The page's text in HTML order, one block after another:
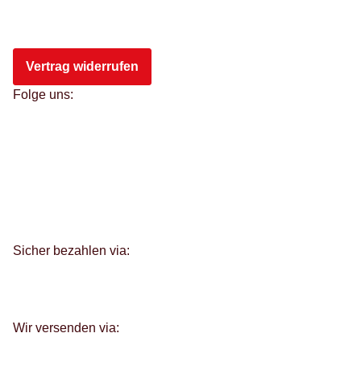
Vertrag widerrufen
Folge uns:
Sicher bezahlen via:
Wir versenden via: